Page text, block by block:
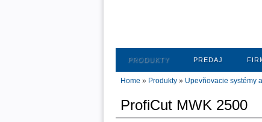
PRODUKTY PREDAJ
Home » Produkty » Upevňovacie systémy
ProfiCut MWK 2500